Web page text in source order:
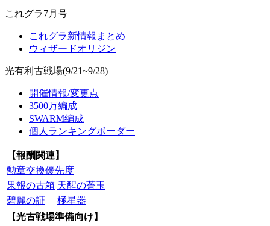
これグラ7月号
これグラ新情報まとめ
ウィザードオリジン
光有利古戦場(9/21~9/28)
開催情報/変更点
3500万編成
SWARM編成
個人ランキングボーダー
【報酬関連】
勲章交換優先度
果報の古箱 天醒の蒼玉
碧麗の証
極星器
【光古戦場準備向け】